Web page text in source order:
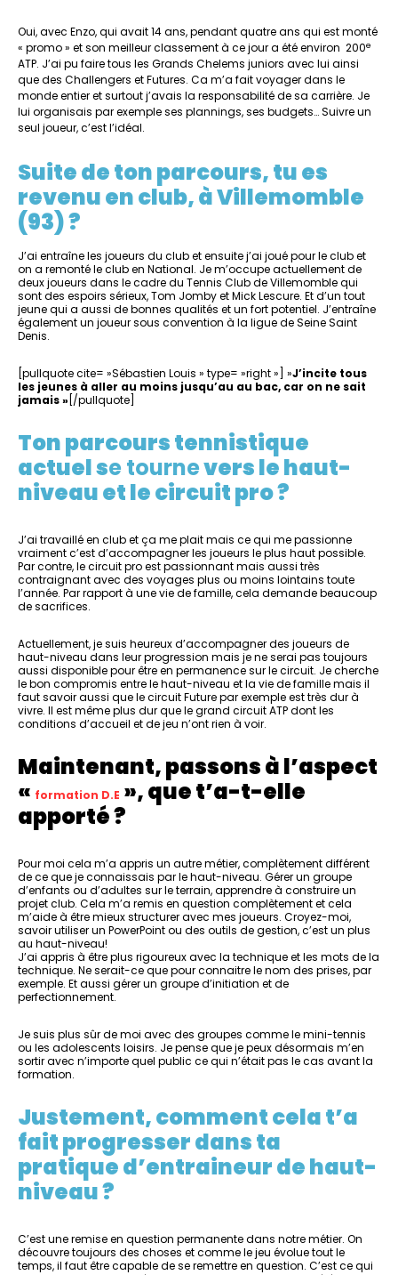
Oui, avec Enzo, qui avait 14 ans, pendant quatre ans qui est monté
« promo » et son meilleur classement à ce jour a été environ 200e
ATP. J’ai pu faire tous les Grands Chelems juniors avec lui ainsi
que des Challengers et Futures. Ca m’a fait voyager dans le
monde entier et surtout j’avais la responsabilité de sa carrière. Je
lui organisais par exemple ses plannings, ses budgets… Suivre un
seul joueur, c’est l’idéal.
Suite de ton parcours, tu es
revenu en club, à Villemomble
(93) ?
J’ai entraîne les joueurs du club et ensuite j’ai joué pour le club et
on a remonté le club en National. Je m’occupe actuellement de
deux joueurs dans le cadre du Tennis Club de Villemomble qui
sont des espoirs sérieux, Tom Jomby et Mick Lescure. Et d’un tout
jeune qui a aussi de bonnes qualités et un fort potentiel. J’entraîne
également un joueur sous convention à la ligue de Seine Saint
Denis.
[pullquote cite= »Sébastien Louis » type= »right »] »J’incite tous
les jeunes à aller au moins jusqu’au au bac, car on ne sait
jamais » [/pullquote]
Ton parcours tennistique
actuel se tournevers le haut-
niveau et le circuit pro ?
J’ai travaillé en club et ça me plait mais ce qui me passionne
vraiment c’est d’accompagner les joueurs le plus haut possible.
Par contre, le circuit pro est passionnant mais aussi très
contraignant avec des voyages plus ou moins lointains toute
l’année. Par rapport à une vie de famille, cela demande beaucoup
de sacrifices.
Actuellement, je suis heureux d’accompagner des joueurs de
haut-niveau dans leur progression mais je ne serai pas toujours
aussi disponible pour être en permanence sur le circuit. Je cherche
le bon compromis entre le haut-niveau et la vie de famille mais il
faut savoir aussi que le circuit Future par exemple est très dur à
vivre. Il est même plus dur que le grand circuit ATP dont les
conditions d’accueil et de jeu n’ont rien à voir.
Maintenant, passons à l’aspect
« formation D.E », que t’a-t-elle
apporté ?
Pour moi cela m’a appris un autre métier, complètement différent
de ce que je connaissais par le haut-niveau. Gérer un groupe
d’enfants ou d’adultes sur le terrain, apprendre à construire un
projet club. Cela m’a remis en question complètement et cela
m’aide à être mieux structurer avec mes joueurs. Croyez-moi,
savoir utiliser un PowerPoint ou des outils de gestion, c’est un plus
au haut-niveau!
J’ai appris à être plus rigoureux avec la technique et les mots de la
technique. Ne serait-ce que pour connaitre le nom des prises, par
exemple. Et aussi gérer un groupe d’initiation et de
perfectionnement.
Je suis plus sûr de moi avec des groupes comme le mini-tennis
ou les adolescents loisirs. Je pense que je peux désormais m’en
sortir avec n’importe quel public ce qui n’était pas le cas avant la
formation.
Justement, comment cela t’a
fait progresser dans ta
pratique d’entraineur de haut-
niveau ?
C’est une remise en question permanente dans notre métier. On
découvre toujours des choses et comme le jeu évolue tout le
temps, il faut être capable de se remettre en question. C’est ce qui